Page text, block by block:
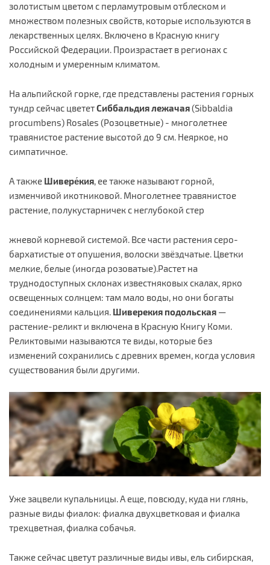
золотистым цветом с перламутровым отблеском и
множеством полезных свойств, которые используются в
лекарственных целях. Включено в Красную книгу
Российской Федерации. Произрастает в регионах с
холодным и умеренным климатом.
На альпийской горке, где представлены растения горных
тундр сейчас цвететСиббальдия лежачая(Sibbaldia
procumbens) Rosales (Розоцветные) - многолетнее
травянистое растение высотой до 9 см. Неяркое, но
симпатичное.
А также Шивере́кия, ее также называют горной,
изменчивой икотниковой. Многолетнее травянистое
растение, полукустарничек с неглубокой стер
жневой корневой системой. Все части растения серо-
бархатистые от опушения, волоски звёздчатые. Цветки
мелкие, белые (иногда розоватые).Растет на
труднодоступных склонах известняковых скалах, ярко
освещенных солнцем: там мало воды, но они богаты
соединениями кальция. Шиверекия подольская —
растение-реликт и включена в Красную Книгу Коми.
Реликтовыми называются те виды, которые без
изменений сохранились с древних времен, когда условия
существования были другими.
Уже зацвели купальницы. А еще, повсюду, куда ни глянь,
разные виды фиалок: фиалка двухцветковая и фиалка
трехцветная, фиалка собачья.
Также сейчас цветут различные виды ивы, ель сибирская,